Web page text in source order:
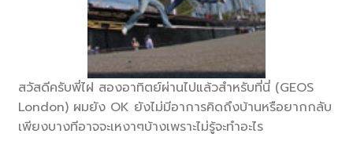
สวัสดีครับพี่ไฝ สองอาทิตย์ผ่านไปแล้วสำหรับที่นี่ (GEOS
London) ผมยัง OK ยังไม่มีอาการคิดถึงบ้านหรือยากกลับ
เพียงบางทีอาจจะเหงาๆบ้างเพราะไม่รู้จะทำอะไร